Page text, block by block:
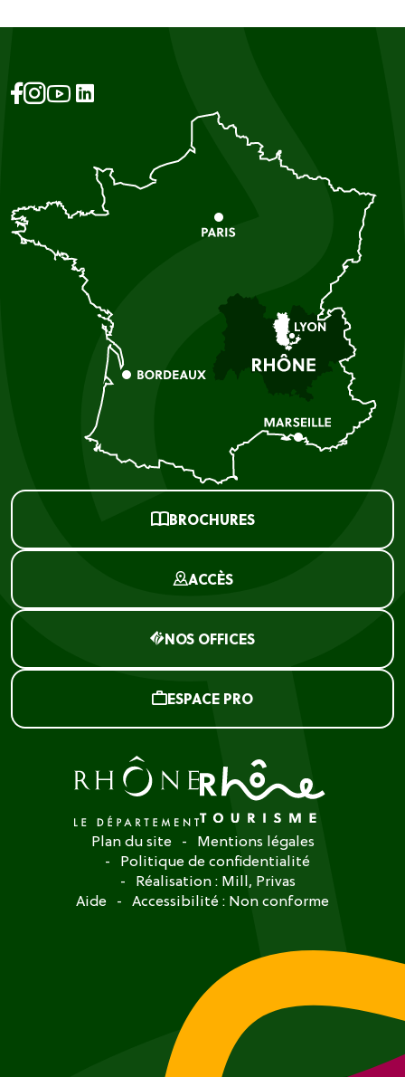
BROCHURES
ACCÈS
NOS OFFICES
ESPACE PRO
Plan du site
Mentions légales
Politique de confidentialité
Réalisation : Mill, Privas
Aide
Accessibilité : Non conforme